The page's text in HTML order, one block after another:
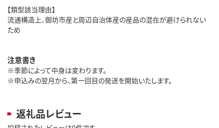
【類型該当理由】
流通構造上、御坊市産と周辺自治体産の産品の混在が避けられない
ため
注意書き
※季節によって中身は変わります。
※申込みの翌月から、第一回目の発送を開始いたします。
返礼品レビュー